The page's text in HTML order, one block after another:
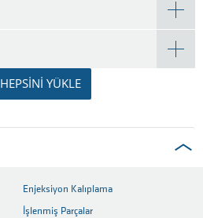
HEPSINI YÜKLE
Enjeksiyon Kalıplama
İşlenmiş Parçalar